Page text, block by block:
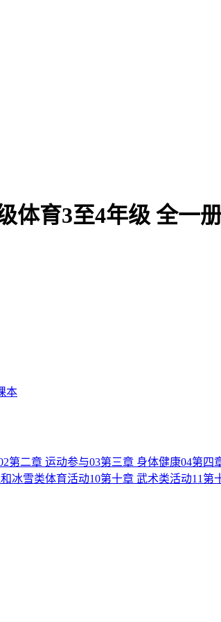
体育3至4年级 全一
本
第二章 运动参与03第三章 身体健康04第四
冰雪类体育活动10第十章 武术类活动11 第